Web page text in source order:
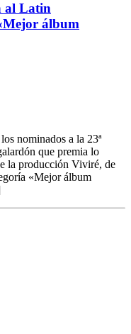
al Latin
álbum
nominados a la 23ª
que premia lo
la producción Viviré, de
«Mejor álbum